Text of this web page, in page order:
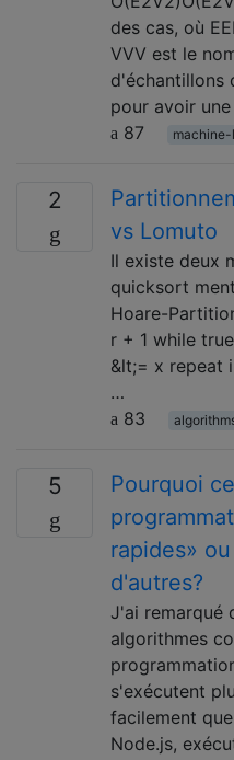
des cas, où
VVV est le
d'échantillons
pour avoir
87
2
vs Lomuto
Il existe deux
quicksort
Hoare-
r + 1 while
&lt;= x repeat
…
83
5
Pourquoi
rapides»
d'autres?
J'ai remarqué
algorithmes
s'exécutent
facilement
Node.js,